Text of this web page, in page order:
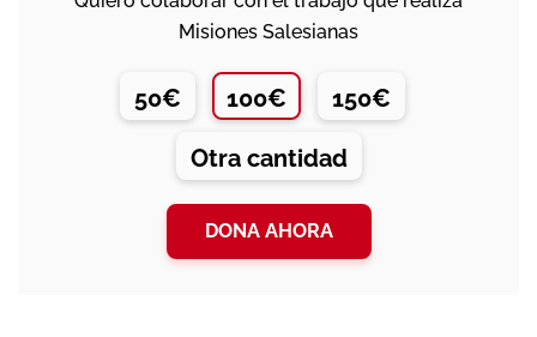
Misiones Salesianas
50€ 100€ 150€
Otra cantidad
DONA AHORA